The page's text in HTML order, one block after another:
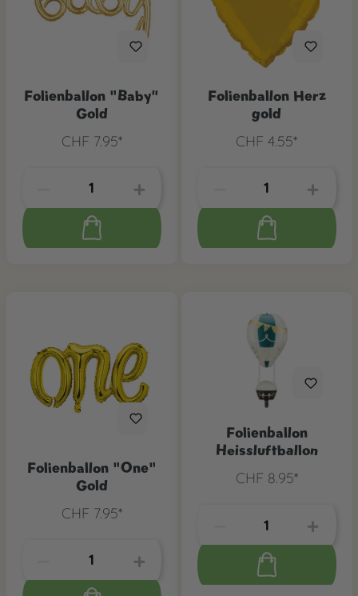
Folienballon "Baby"
Gold
CHF 7.95*
Folienballon Herz
gold
CHF 4.55*
Folienballon "One"
Gold
CHF 7.95*
Folienballon
Heissluftballon
CHF 8.95*